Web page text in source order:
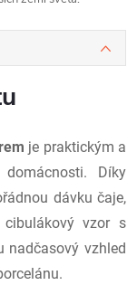
je praktickým a
Díky
dávku čaje,
vzor s
nadčasový vzhled